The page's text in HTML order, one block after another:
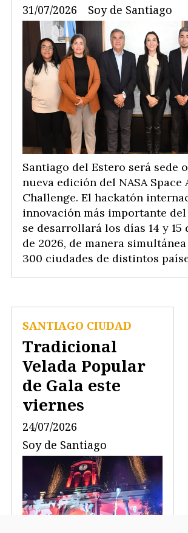
Soy de Santiago
31/07/2026
Santiago del Estero será sede
nueva edición del NASA Space
Challenge. El hackatón
innovación más importante
se desarrollará los días 14 y 15
de 2026, de manera
300 ciudades de distintos
Tradicional
Velada Popular
de Gala este
viernes
Soy de Santiago
SANTIAGO CIUDAD
24/07/2026